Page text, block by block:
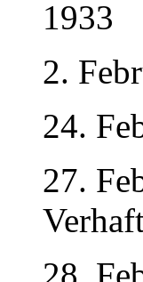
1933
2.
24.
27.